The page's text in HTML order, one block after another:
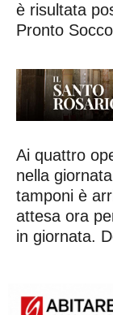
è risultata
Pronto
Ai quattro
nella
tamponi è
attesa ora
in giornata.